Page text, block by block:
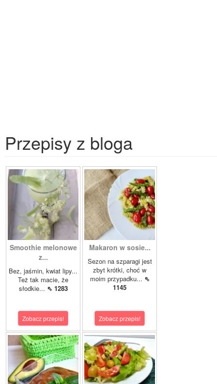
Przepisy z bloga
Smoothie melonowe
z...
Bez, jaśmin, kwiat lipy...
Też tak macie, że
słodkie... ⇖ 1283
Zobacz przepis!
Makaron w sosie...
Sezon na szparagi jest
zbyt krótki, choć w
moim przypadku... ⇖
1145
Zobacz przepis!